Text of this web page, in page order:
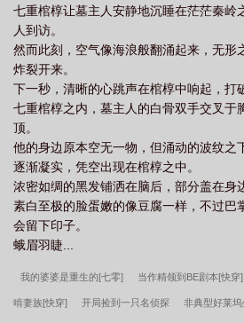
七重棺椁让墓主人安静地沉睡在茫茫秦岭
人到访。
然而此刻，空气像海浪般翻涌起来，无形
炸裂开来。
下一秒，清晰的心跳声在棺椁中响起，打
七重棺椁之内，墓主人的白骨双手交叉于
顶。
他的身边原本空无一物，但涌动的波纹之
逐渐凝实，凭空出现在棺椁之中。
浓密如绸的黑发铺洒在脑后，部分盖在身
素白至极的脸蛋嫩的像豆腐一样，不过巴
会留下印子。
蛾眉羽睫...
我的婆婆是重生的[七零] 当作精领到BE剧本[快穿]
啃妻族[快穿] 开局捡到一只名侦探 非典型好莱坞